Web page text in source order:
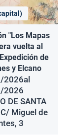
"Los Mapas
vuelta al
de
y Elcano
2026al
2026
DE SANTA
C/ Miguel de
3